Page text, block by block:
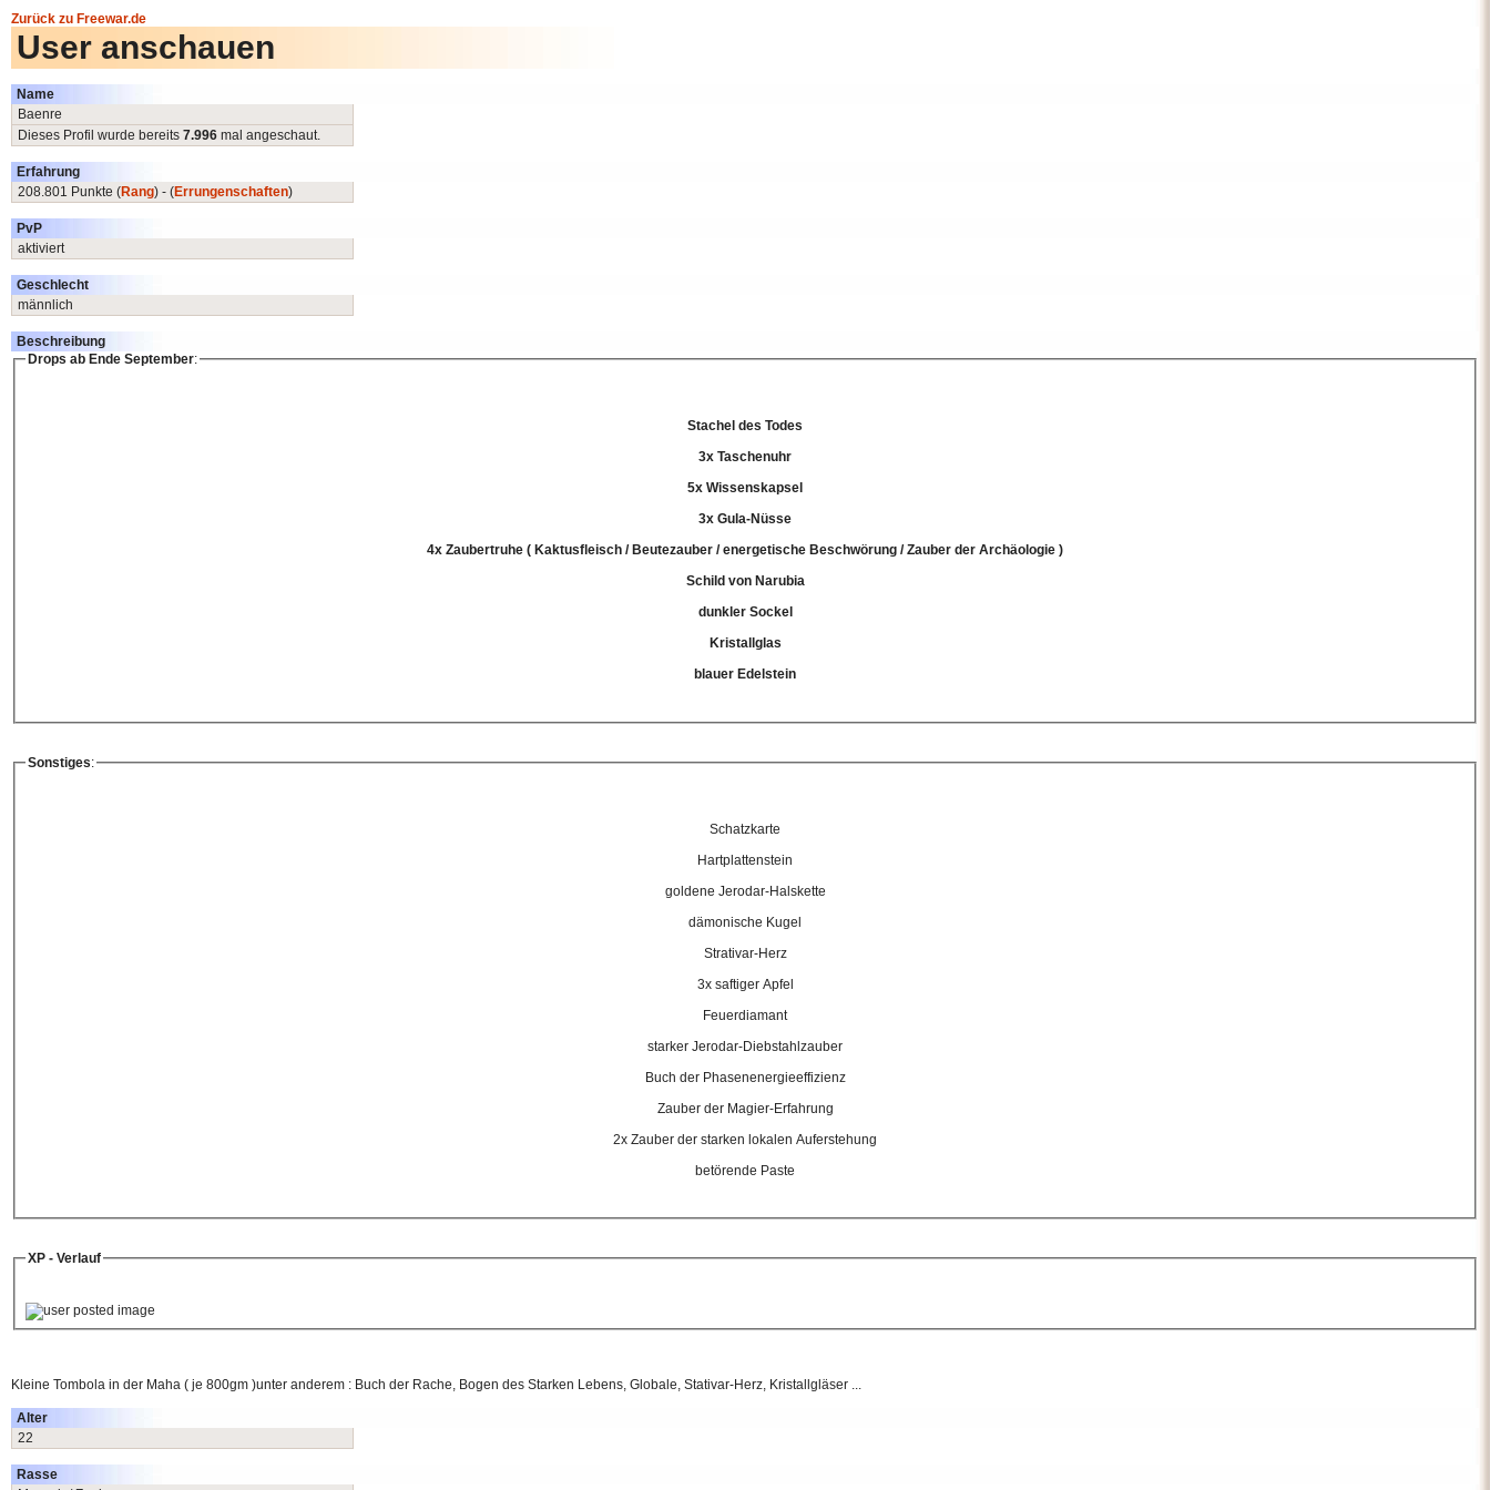
Zurück zu Freewar.de
User anschauen
Name
Baenre
Dieses Profil wurde bereits 7.996 mal angeschaut.
Erfahrung
208.801 Punkte (Rang) - (Errungenschaften)
PvP
aktiviert
Geschlecht
männlich
Beschreibung
Drops ab Ende September:
Stachel des Todes
3x Taschenuhr
5x Wissenskapsel
3x Gula-Nüsse
4x Zaubertruhe ( Kaktusfleisch / Beutezauber / energetische Beschwörung / Zauber der Archäologie )
Schild von Narubia
dunkler Sockel
Kristallglas
blauer Edelstein
Sonstiges:
Schatzkarte
Hartplattenstein
goldene Jerodar-Halskette
dämonische Kugel
Strativar-Herz
3x saftiger Apfel
Feuerdiamant
starker Jerodar-Diebstahlzauber
Buch der Phasenenergieeffizienz
Zauber der Magier-Erfahrung
2x Zauber der starken lokalen Auferstehung
betörende Paste
XP - Verlauf
Kleine Tombola in der Maha ( je 800gm )unter anderem : Buch der Rache, Bogen des Starken Lebens, Globale, Stativar-Herz, Kristallgläser ...
Alter
22
Rasse